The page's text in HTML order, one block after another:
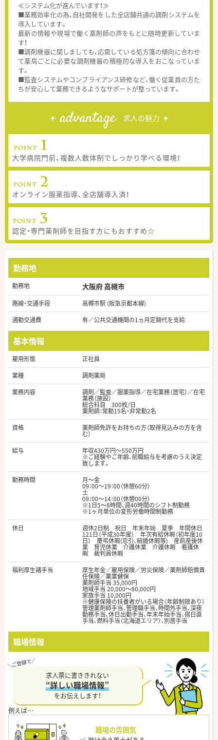
≪システム化が進んでいます！≫
■業務効率化の為、自社開発をした全店舗共通の調剤システムを
導入しています。
最新の情報や現場で働く薬剤師の声をもとに随時更新していま
す！
■調剤機器に関しましても、応需している処方箋の傾向に合わせ
て薬局ごとに必要な調剤機器の積極的な導入をおこなっていま
す。
■監査システムやコンプライアンス研修など、働く従業員の方た
ちが安心して業務できるようなサポートが整っています。
advantage 求人の魅力
大学病院門前、複数人数体制でしっかり学べる環境！
オンライン服薬指導、全店舗導入済！
認定・専門薬剤師を目指す方にもおすすめ☆
勤務地
勤務地 大阪府 高槻市
路線・交通手段
高槻市駅 (阪急京都本線)
通勤交通費
有／公共交通機関の1ヵ月定期代を支給
基本情報
雇用形態
正社員
業種
調剤薬局
業務内容
調剤／監査／服薬指導／在宅業務（居宅）／在宅
業務（施設）
総合科目 300枚/日
薬剤師：常勤15名・非常勤2名
資格
薬剤師免許をお持ちの方（取得見込みの方を含
む）
給与
年収430万円～550万円
※ご経験やご年齢、前職給与を考慮のうえ決定
致します。
勤務時間
月～金
09：00～19：00（休憩60分）
土
09：00～14：00（休憩00分）
※1日5～8時間、週40時間のシフト制勤務
※1ヶ月単位の変形労働時間制勤務
休日
週休2日制 祝日 年末年始 夏季 年間休日
121日（平成30年度） 年次有給休暇（初年度10
日） 慶弔休暇(忌引、結婚休暇等) 産前産後休
業 育児休業 介護休業 介護休暇 看護休
暇 裁判員休暇
福利厚生諸手当
厚生年金／雇用保険／労災保険／薬剤師賠償責
任保険／薬業健保
薬剤師手当 35,000円
地域手当 20,000～80,000円
家族手当 10,000円
※健康保険の扶養者がいる場合（年齢制限あり）
管理薬剤師手当、管理職手当、時間外手当、深夜
勤務手当、休日出勤手当、年末年始手当、宿日直
手当、燃料手当（北海道エリア）、別居手当
職場情報
求人票に書ききれない
“詳しい職場情報”
をお伝えします！
職場の雰囲気